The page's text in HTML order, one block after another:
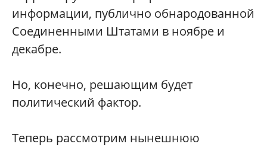
информации, публично обнародованной
Соединенными Штатами в ноябре и
декабре.
Но, конечно, решающим будет
политический фактор.
Теперь рассмотрим нынешнюю